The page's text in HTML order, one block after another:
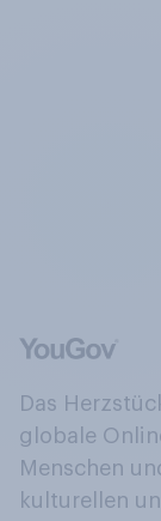
Das
globale
Menschen
kulturellen